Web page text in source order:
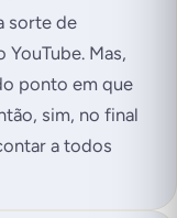
sorte de
Mas,
ponto em que
sim, no final
a todos